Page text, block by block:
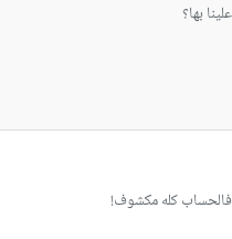
بها؟
كله مكشوف!